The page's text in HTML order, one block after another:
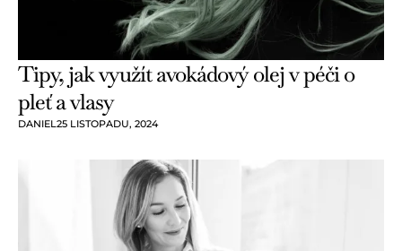
Tipy, jak využít avokádový olej v péči o
pleť a vlasy
DANIEL25 LISTOPADU, 2024